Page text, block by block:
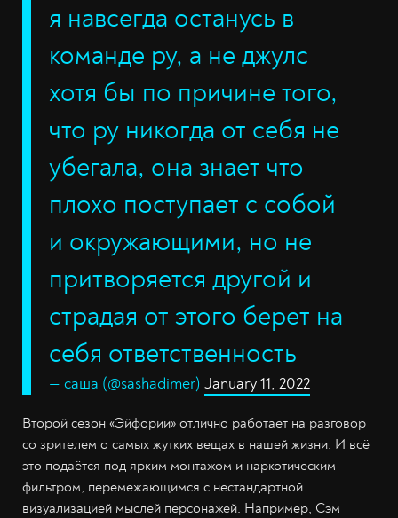
я навсегда останусь в
команде ру, а не джулс
хотя бы по причине того,
что ру никогда от себя не
убегала, она знает что
плохо поступает с собой
и окружающими, но не
притворяется другой и
страдая от этого берет на
себя ответственность
— саша (@sashadimer) January 11, 2022
Второй сезон «Эйфории» отлично работает на разговор
со зрителем о самых жутких вещах в нашей жизни. И всё
это подаётся под ярким монтажом и наркотическим
фильтром, перемежающимся с нестандартной
визуализацией мыслей персонажей. Например, Сэм